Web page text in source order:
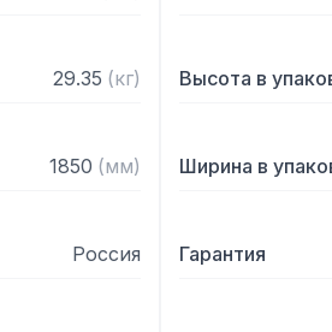
29.35 (кг) Высота в
1850 (мм) Ширина в
Россия Гарантия